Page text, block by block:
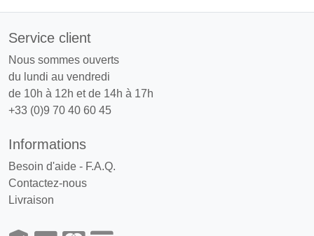
Service client
Nous sommes ouverts
du lundi au vendredi
de 10h à 12h et de 14h à 17h
+33 (0)9 70 40 60 45
Informations
Besoin d'aide - F.A.Q.
Contactez-nous
Livraison